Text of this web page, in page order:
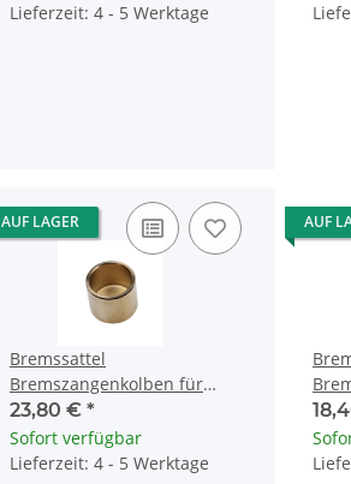
Lieferzeit: 4 - 5 Werktage
AUF LAGER
Bremssattel
Bremszangenkolben für
Honda CB 1000 CBR 900
45117-MW0-006
23,80 € *
Sofort verfügbar
Lieferzeit: 4 - 5 Werktage
AUF
600